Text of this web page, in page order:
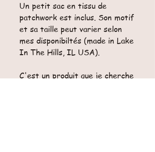
Un petit sac en tissu de
patchwork est inclus. Son motif
et sa taille peut varier selon
mes disponibiltés (made in Lake
In The Hills, IL USA).
C'est un produit que je cherche